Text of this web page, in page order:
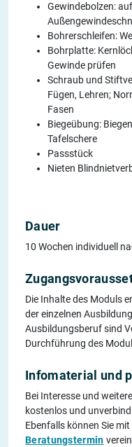
Gewindebolzen:
Bohrerschleifen:
Bohrplatte:
Gewinde prüfen
Schraub und
Fügen, Lehren;
Fasen
Biegeübung:
Tafelschere
Passstück
Nieten
Dauer
10 Wochen individuell
Die Inhalte des Moduls
der einzelnen
Ausbildungsberuf sind
Durchführung des
Infomaterial und
Bei Interesse und
kostenlos und
Ebenfalls können Sie mit
Beratungstermin